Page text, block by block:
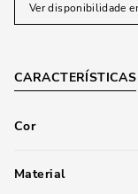
Ver disponibilidade
CARACTERÍSTICAS
Cor
Material